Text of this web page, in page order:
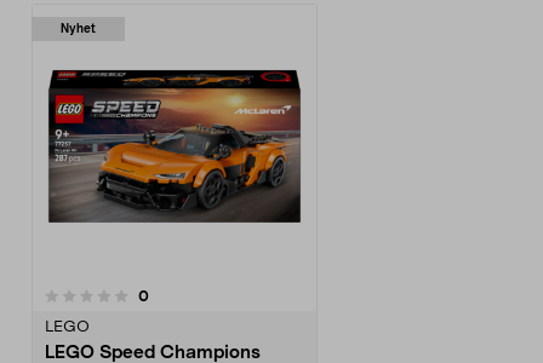
Nyhet
0anmeldelser
LEGO
LEGO Speed Champions